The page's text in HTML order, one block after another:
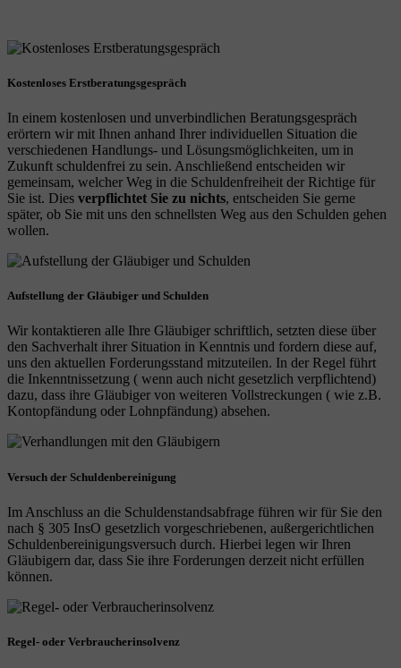
Kostenloses Erstberatungsgespräch
In einem kostenlosen und unverbindlichen Beratungsgespräch
erörtern wir mit Ihnen anhand Ihrer individuellen Situation die
verschiedenen Handlungs- und Lösungsmöglichkeiten, um in
Zukunft schuldenfrei zu sein. Anschließend entscheiden wir
gemeinsam, welcher Weg in die Schuldenfreiheit der Richtige für
Sie ist. Dies verpflichtet Sie zu nichts, entscheiden Sie gerne
später, ob Sie mit uns den schnellsten Weg aus den Schulden gehen
wollen.
Aufstellung der Gläubiger und Schulden
Wir kontaktieren alle Ihre Gläubiger schriftlich, setzten diese über
den Sachverhalt ihrer Situation in Kenntnis und fordern diese auf,
uns den aktuellen Forderungsstand mitzuteilen. In der Regel führt
die Inkenntnissetzung ( wenn auch nicht gesetzlich verpflichtend)
dazu, dass ihre Gläubiger von weiteren Vollstreckungen ( wie z.B.
Kontopfändung oder Lohnpfändung) absehen.
Versuch der Schuldenbereinigung
Im Anschluss an die Schuldenstandsabfrage führen wir für Sie den
nach § 305 InsO gesetzlich vorgeschriebenen, außergerichtlichen
Schuldenbereinigungsversuch durch. Hierbei legen wir Ihren
Gläubigern dar, dass Sie ihre Forderungen derzeit nicht erfüllen
können.
Regel- oder Verbraucherinsolvenz